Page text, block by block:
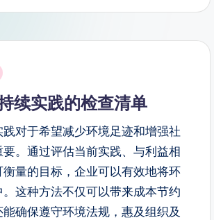
续实践的检查清单
对于希望减少环境足迹和增强社
。通过评估当前实践、与利益相
量的目标，企业可以有效地将环
这种方法不仅可以带来成本节约
确保遵守环境法规，惠及组织及